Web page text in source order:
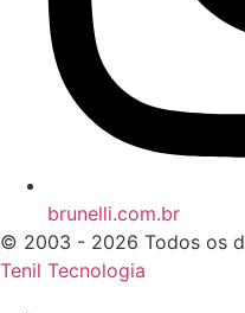
brunelli.com.br
© 2003 - 2026 Todos os
Tenil Tecnologia